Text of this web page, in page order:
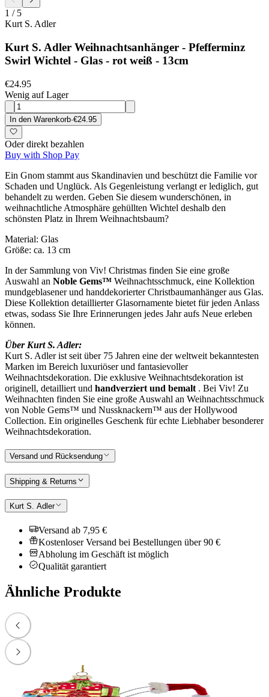
1 / 5
Kurt S. Adler
Kurt S. Adler Weihnachtsanhänger - Pfefferminz
Swirl Wichtel - Glas - rot weiß - 13cm
€24.95
Wenig auf Lager
In den Warenkorb·€24.95
Oder direkt bezahlen
Buy with Shop Pay
Ein Gnom stammt aus Skandinavien und beschützt die Familie vor
Schaden und Unglück. Als Gegenleistung verlangt er lediglich, gut
behandelt zu werden. Geben Sie diesem wunderschönen, in
weihnachtliche Atmosphäre gehüllten Wichtel deshalb den
schönsten Platz in Ihrem Weihnachtsbaum?
Material: Glas
Größe: ca. 13 cm
In der Sammlung von Viv! Christmas finden Sie eine große
Auswahl an Noble Gems™ Weihnachtsschmuck, eine Kollektion
mundgeblasener und handdekorierter Christbaumanhänger aus Glas.
Diese Kollektion detaillierter Glasornamente bietet für jeden Anlass
etwas, sodass Sie Ihre Erinnerungen jedes Jahr aufs Neue erleben
können.
Über Kurt S. Adler:
Kurt S. Adler ist seit über 75 Jahren eine der weltweit bekanntesten
Marken im Bereich luxuriöser und fantasievoller
Weihnachtsdekoration. Die exklusive Weihnachtsdekoration ist
originell, detailliert und handverziert und bemalt . Bei Viv! Zu
Weihnachten finden Sie eine große Auswahl an Weihnachtsschmuck
von Noble Gems™ und Nussknackern™ aus der Hollywood
Collection. Ein originelles Geschenk für echte Liebhaber besonderer
Weihnachtsdekoration.
Versand und Rücksendung
Shipping & Returns
Kurt S. Adler
Versand ab 7,95 €
Kostenloser Versand bei Bestellungen über 90 €
Abholung im Geschäft ist möglich
Qualität garantiert
Ähnliche Produkte